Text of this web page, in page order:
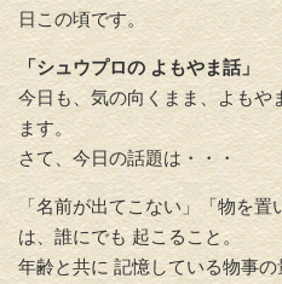
日この頃です。
「シュウプロの よもやま話」
今日も、気の向くまま、よもや
ます。
さて、今日の話題は・・・
「名前が出てこない」「物を
は、 誰にでも 起こること。
年齢と共に 記憶している物事